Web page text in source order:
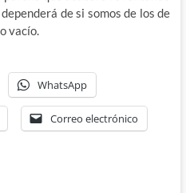
de si somos de los de
vacío.
WhatsApp
Correo electrónico